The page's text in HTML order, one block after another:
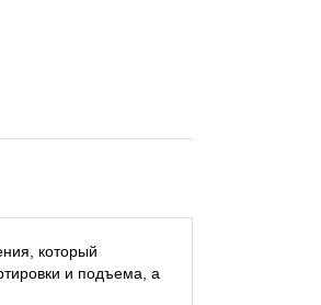
который
и подъема, а